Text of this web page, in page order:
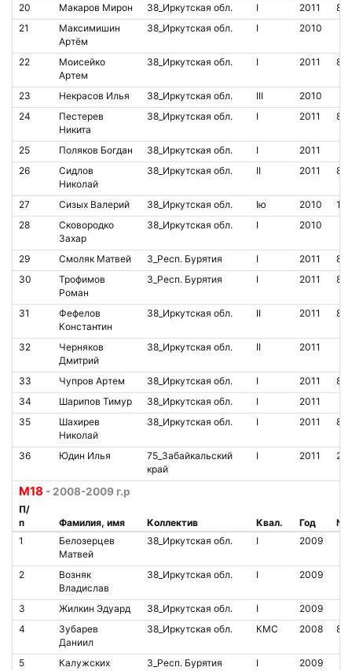
20
Макаров Мирон 38_Иркутская обл. I 2011
21
Максимишин
Артём
38_Иркутская обл. I 2010
22
Моисейко
Артем
38_Иркутская обл. I 2011
23 Некрасов Илья 38_Иркутская обл. III
2010
24
Пестерев
Никита
38_Иркутская обл. I 2011
25 Поляков Богдан 38_Иркутская обл. I
2011
26
Сидлов
Николай
38_Иркутская обл. II 2011
27 Сизых Валерий 38_Иркутская обл. Iю 2010
28
Сковородко
Захар
38_Иркутская обл. I 2010
29 Смоляк Матвей 3_Респ. Бурятия I 2011
30
Трофимов
Роман
3_Респ. Бурятия I 2011
31
Фефелов
Константин
38_Иркутская обл. II 2011
32
Черняков
Дмитрий
38_Иркутская обл. II 2011
33 Чупров Артем 38_Иркутская обл. I 2011
34
Шарипов Тимур 38_Иркутская обл. I
2011
35
Шахирев
Николай
38_Иркутская обл. I 2011
36 Юдин Илья
75_Забайкальский
край
I 2011
M18 - 2008-2009 г.р
П/
п
Фамилия, имя Коллектив Квал. Год
№
1
Белозерцев
Матвей
38_Иркутская обл. I 2009
2
Возняк
Владислав
38_Иркутская обл. I 2009
3 Жилкин Эдуард 38_Иркутская обл. I
2009
4
Зубарев
Даниил
38_Иркутская обл. КМС 2008
5
Калужских
3_Респ. Бурятия I 2009